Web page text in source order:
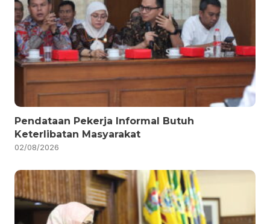
Pendataan Pekerja Informal Butuh
Keterlibatan Masyarakat
02/08/2026